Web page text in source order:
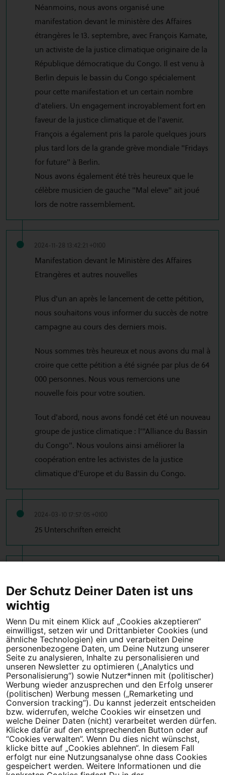
Néanmoins, nous avons organisé une
manifestation devant le ministère des Affaires
étrangères le 13. septembre, avec François Kamate,
un activiste de la justice climatique originaire de la
République démocratique du Congo. Il est venu à
Berlin depuis le bassin du Congo spécialement
pour cette manifestation et un certain nombre
d'ateliers. Un engagement incroyablement fort en
faveur de la justice climatique et de l'avenir.
François a également pris la parole quelques jours
plus tard lors de la grande grève mondiale "Fridays
for future" à Berlin.
Nous avons également été très heureux que le
célèbre musicien de gauche "Mal eleve" ait joué
lors de notre rassemblement.
2024-11-28 13:42:21 +0100
Manifestation devant le Ministère des Affaires
Etrangères et autres nouvelles
Plus d'un an après le lancement de cette pétition,
nous souhaitons vous informer du succès de notre
campagne au cours des derniers mois.
Nous sommes très heureux et nous avons du mal à
croire que cette pétition a été signée par plus de 64
000 personnes. Nous vous remercions une
nouvelle fois pour votre soutien.
Tout d'abord, nous avons fondé cet été un nouveau
groupe de justice climatique : l'"Alliance du Bassin
du Congo". Nous voulons ainsi améliorer la
coopération entre les activistes de la justice
climatique d'Europe et du Bassin du Congo.
2024-03-10 17:57:05 +0100
25 Unterschriften erreicht
10 Unterschriften erreicht
Tipps für deine Petition
Darum WeAct
Partnerprogramm
Erfolgreiche Petitionen
FAQs
Nutzungsbedingungen
Datenschutz
Impressum
Cookie-Einstellungen
Powered byCampact
Der Schutz Deiner Daten ist uns
wichtig
Wenn Du mit einem Klick auf „Cookies akzeptieren“
einwilligst, setzen wir und Drittanbieter Cookies (und
ähnliche Technologien) ein und verarbeiten Deine
personenbezogene Daten, um Deine Nutzung unserer
Seite zu analysieren, Inhalte zu personalisieren und
unseren Newsletter zu optimieren („Analytics und
Personalisierung“) sowie Nutzer*innen mit (politischer)
Werbung wieder anzusprechen und den Erfolg unserer
(politischen) Werbung messen („Remarketing und
Conversion tracking“). Du kannst jederzeit entscheiden
bzw. widerrufen, welche Cookies wir einsetzen und
welche Deiner Daten (nicht) verarbeitet werden dürfen.
Klicke dafür auf den entsprechenden Button oder auf
“Cookies verwalten”. Wenn Du dies nicht wünschst,
klicke bitte auf „Cookies ablehnen“. In diesem Fall
erfolgt nur eine Nutzungsanalyse ohne dass Cookies
gespeichert werden. Weitere Informationen und die